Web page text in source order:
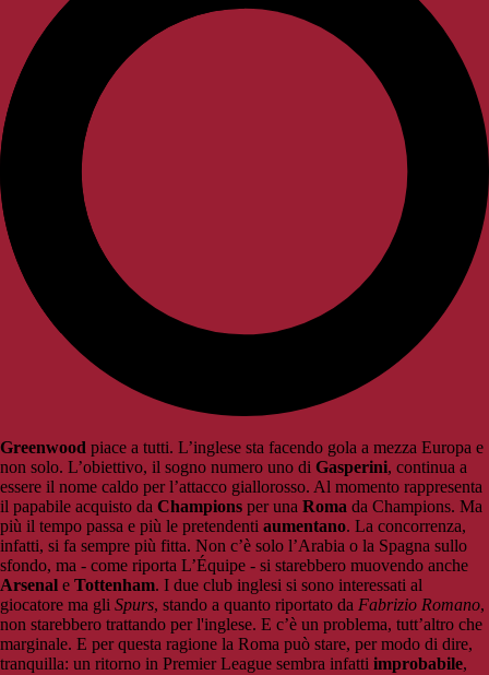
Greenwood piace a tutti. L’inglese sta facendo gola a mezza Europa e
non solo. L’obiettivo, il sogno numero uno di Gasperini, continua a
essere il nome caldo per l’attacco giallorosso. Al momento rappresenta
il papabile acquisto da Champions per una Roma da Champions. Ma
più il tempo passa e più le pretendenti aumentano. La concorrenza,
infatti, si fa sempre più fitta. Non c’è solo l’Arabia o la Spagna sullo
sfondo, ma - come riporta L’Équipe - si starebbero muovendo anche
Arsenal e Tottenham. I due club inglesi si sono interessati al
giocatore ma gli Spurs, stando a quanto riportato da Fabrizio Romano,
non starebbero trattando per l'inglese. E c’è un problema, tutt’altro che
marginale. E per questa ragione la Roma può stare, per modo di dire,
tranquilla: un ritorno in Premier League sembra infatti improbabile,